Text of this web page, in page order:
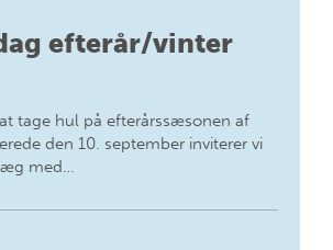
efterår/vinter
tage hul på efterårssæsonen af
den 10. september inviterer vi
med…